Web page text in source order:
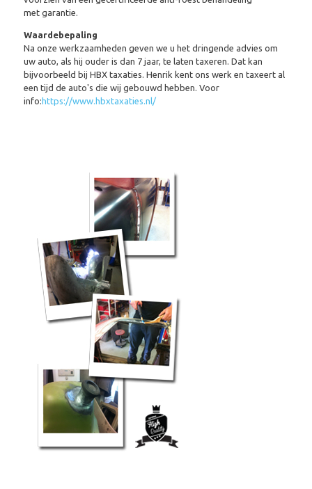
met garantie.
Waardebepaling
Na onze werkzaamheden geven we u het dringende advies om
uw auto, als hij ouder is dan 7 jaar, te laten taxeren. Dat kan
bijvoorbeeld bij HBX taxaties. Henrik kent ons werk en taxeert al
een tijd de auto's die wij gebouwd hebben. Voor
info: https://www.hbxtaxaties.nl/